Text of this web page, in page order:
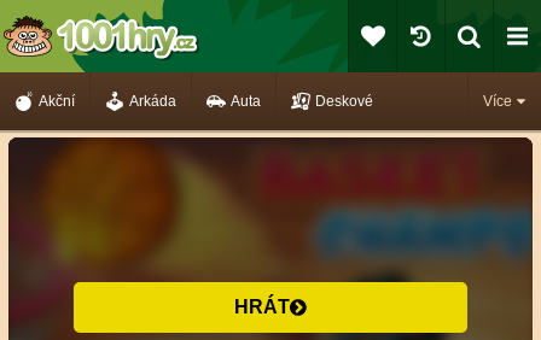
Více
Akční Arkáda Auta Deskové
HRÁT